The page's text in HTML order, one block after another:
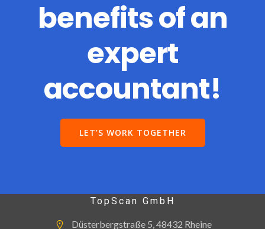
benefits of an
expert
accountant!
LET’S WORK TOGETHER
TopScan GmbH
Düsterbergstraße 5, 48432 Rheine